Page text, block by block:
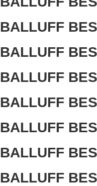
BALLUFF
BALLUFF
BALLUFF
BALLUFF
BALLUFF
BALLUFF
BALLUFF